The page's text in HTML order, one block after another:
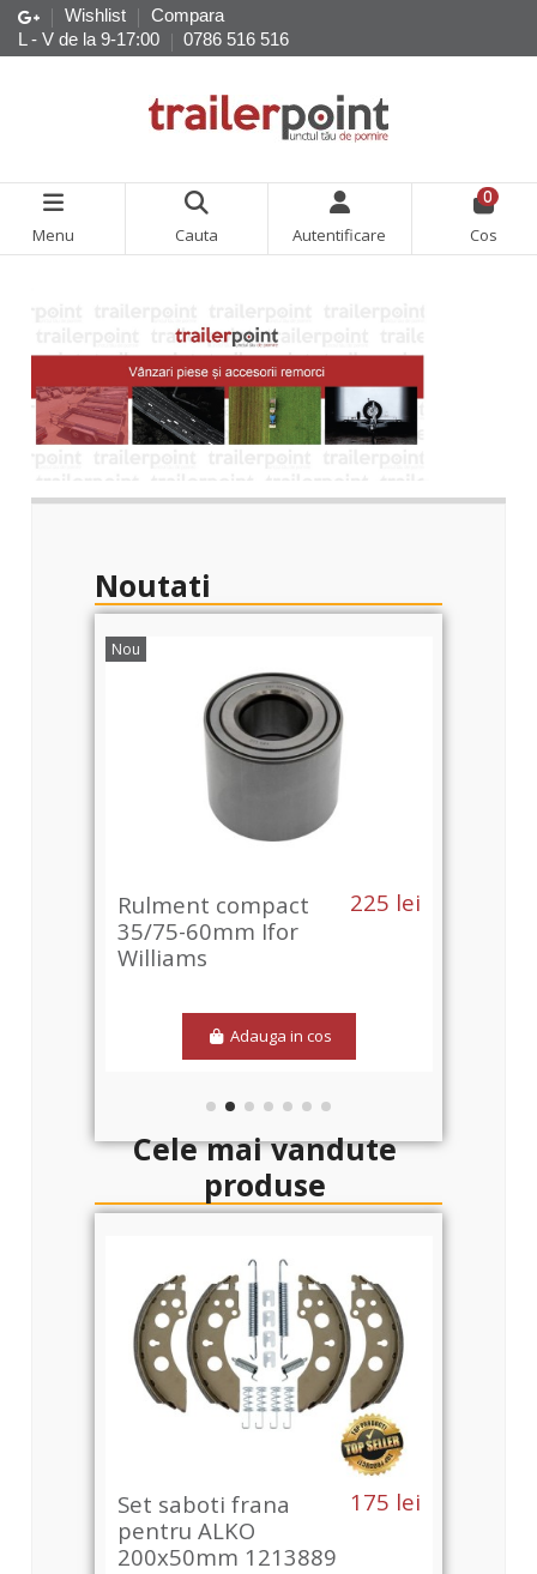
Wishlist
Compara
L - V de la 9-17:00
0786 516 516
Menu Cauta Autentificare
0
Cos
Noutati
Nou
Rulment compact
35/75-60mm Ifor
Williams
225 lei
Adauga in cos
Cele mai vandute
produse
Set saboti frana
pentru ALKO
200x50mm 1213889
175 lei